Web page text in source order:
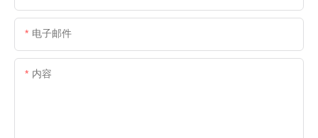
电子邮件
内容